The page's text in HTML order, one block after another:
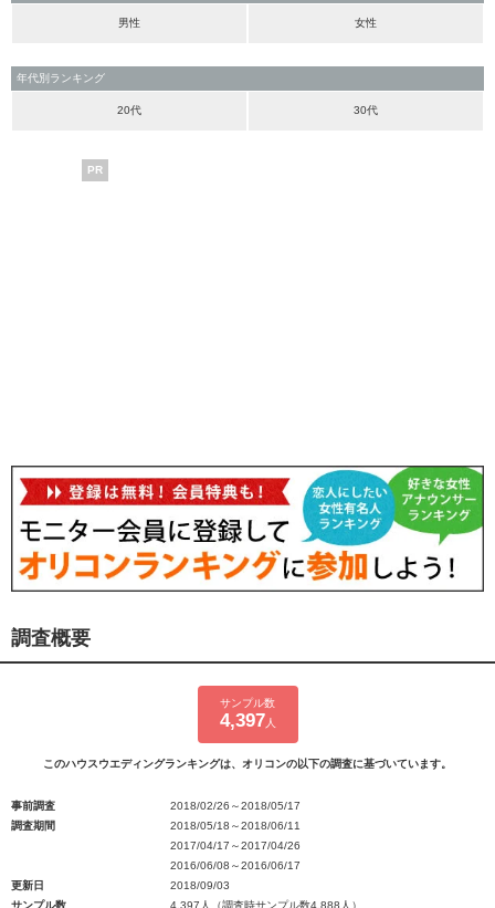
男性 女性
年代別ランキング
20代 30代
PR
調査概要
サンプル数
4,397 人
このハウスウエディングランキングは、オリコンの以下の調査に基づいています。
事前調査
2018/02/26～2018/05/17
調査期間
2018/05/18～2018/06/11
2017/04/17～2017/04/26
2016/06/08～2016/06/17
更新日
2018/09/03
サンプル数
4,397人（調査時サンプル数4,888人）